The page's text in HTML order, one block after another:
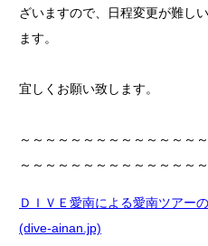
ざいますので、日程変更が難し
ます。
宜しくお願い致します。
～～～～～～～～～～～～～～
～～～～～～～～～～～～～～
ＤＩＶＥ愛南による愛南ツアー
(dive-ainan.jp)